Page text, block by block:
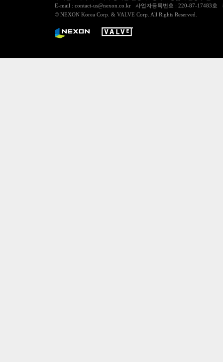
E-mail : contact-us@nexon.co.kr 사업자등록번호 : 220-87-17483
© NEXON Korea Corp. & VALVE Corp. All Rights Reserved.